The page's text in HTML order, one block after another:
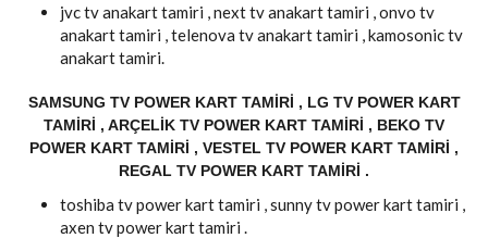
jvc tv anakart tamiri , next tv anakart tamiri , onvo tv
anakart tamiri , telenova tv anakart tamiri , kamosonic tv
anakart tamiri.
SAMSUNG TV POWER KART TAMIRI , LG TV POWER KART
TAMIRI , ARÇELIK TV POWER KART TAMIRI , BEKO TV
POWER KART TAMIRI , VESTEL TV POWER KART TAMIRI ,
REGAL TV POWER KART TAMIRI .
toshiba tv power kart tamiri , sunny tv power kart tamiri ,
axen tv power kart tamiri .